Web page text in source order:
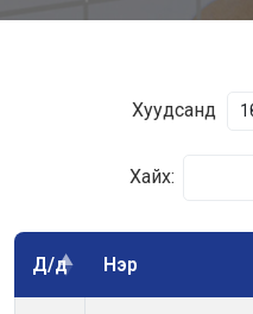
Хуудсанд
Хайх:
Д/д Нэр